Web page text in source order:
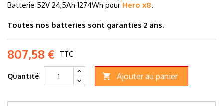
Batterie 52V 24,5Ah 1274Wh pour Hero x8.
Toutes nos batteries sont garanties 2 ans.
807,58 € TTC
Quantité  Ajouter au panier